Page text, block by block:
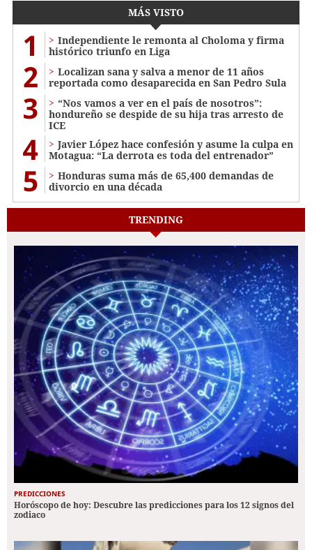
MÁS VISTO
1
Independiente le remonta al Choloma y firma
histórico triunfo en Liga
2
Localizan sana y salva a menor de 11 años
reportada como desaparecida en San Pedro Sula
3
“Nos vamos a ver en el país de nosotros”:
hondureño se despide de su hija tras arresto de
ICE
4
Javier López hace confesión y asume la culpa en
Motagua: “La derrota es toda del entrenador”
5
Honduras suma más de 65,400 demandas de
divorcio en una década
TRENDING
PREDICCIONES
Horóscopo de hoy: Descubre las predicciones para los 12 signos del
zodiaco